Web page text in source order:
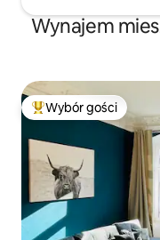
Wynajem
Najpopularniejsze z
Wybór gości